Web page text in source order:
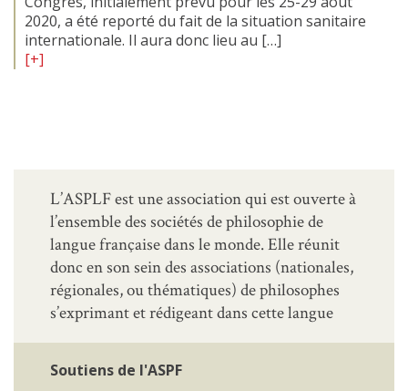
2020, a été reporté du fait de la situation sanitaire
internationale. Il aura donc lieu au […]
[+]
L’ASPLF est une association qui est ouverte à
l’ensemble des sociétés de philosophie de
langue française dans le monde. Elle réunit
donc en son sein des associations (nationales,
régionales, ou thématiques) de philosophes
s’exprimant et rédigeant dans cette langue
Soutiens de l'ASPF